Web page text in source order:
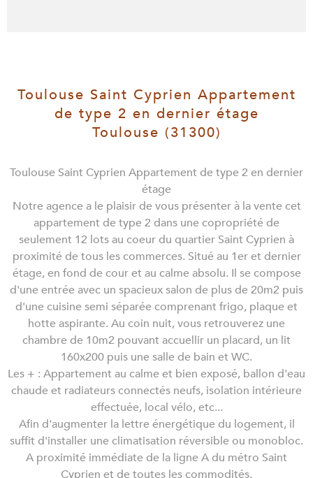
Toulouse Saint Cyprien Appartement
de type 2 en dernier étage
Toulouse (31300)
Toulouse Saint Cyprien Appartement de type 2 en dernier
étage
Notre agence a le plaisir de vous présenter à la vente cet
appartement de type 2 dans une copropriété de
seulement 12 lots au coeur du quartier Saint Cyprien à
proximité de tous les commerces. Situé au 1er et dernier
étage, en fond de cour et au calme absolu. Il se compose
d'une entrée avec un spacieux salon de plus de 20m2 puis
d'une cuisine semi séparée comprenant frigo, plaque et
hotte aspirante. Au coin nuit, vous retrouverez une
chambre de 10m2 pouvant accuellir un placard, un lit
160x200 puis une salle de bain et WC.
Les + : Appartement au calme et bien exposé, ballon d'eau
chaude et radiateurs connectés neufs, isolation intérieure
effectuée, local vélo, etc...
Afin d'augmenter la lettre énergétique du logement, il
suffit d'installer une climatisation réversible ou monobloc.
A proximité immédiate de la ligne A du métro Saint
Cyprien et de toutes les commodités.